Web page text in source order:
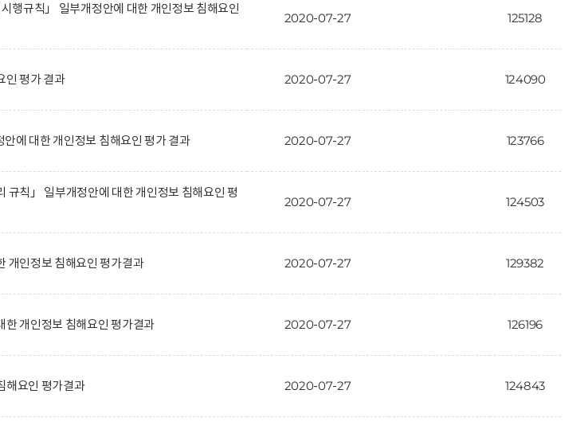
행규칙」 일부개정안에 대한 개인정보 침해요인
2020-07-27 125128
인 평가 결과 2020-07-27 124090
안에 대한 개인정보 침해요인 평가 결과 2020-07-27 123766
규칙」 일부개정안에 대한 개인정보 침해요인 평
2020-07-27 124503
개인정보 침해요인 평가결과 2020-07-27 129382
한 개인정보 침해요인 평가결과 2020-07-27 126196
해요인 평가결과 2020-07-27 124843